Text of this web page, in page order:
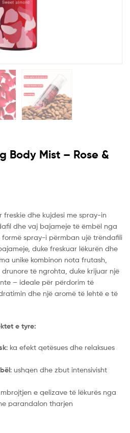
Body Mist – Rose &
freskie dhe kujdesi me spray-in
dhe vaj bajameje të ëmbël nga
formë spray-i përmban ujë trëndafili
duke freskuar lëkurën dhe
unike kombinon nota frutash,
të ngrohta, duke krijuar një
– ideale për përdorim të
dhe një aromë të lehtë e të
e tyre:
: ka efekt qetësues dhe relaksues
: ushqen dhe zbut intensivisht
e qelizave të lëkurës nga
parandalon tharjen